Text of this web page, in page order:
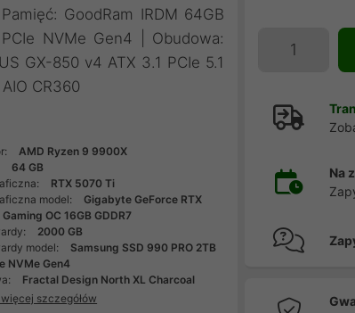
GoodRam IRDM 64GB
NVMe Gen4 | Obudowa:
GX-850 v4 ATX 3.1 PCIe 5.1
CR360
AMD Ryzen 9 9900X
64 GB
RTX 5070 Ti
model:
Gigabyte GeForce RTX
OC 16GB GDDR7
2000 GB
model:
Samsung SSD 990 PRO 2TB
NVMe Gen4
Fractal Design North XL Charcoal
szczegółów
Na